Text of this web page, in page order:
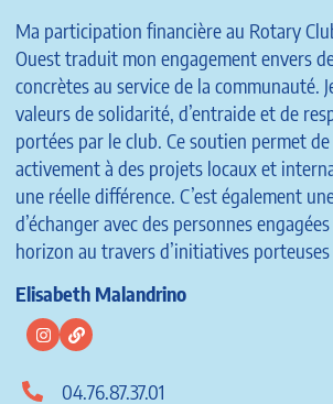
Ma participation financière au Rotary
Ouest traduit mon engagement envers
concrètes au service de la communauté.
valeurs de solidarité, d’entraide et de
portées par le club. Ce soutien permet
activement à des projets locaux et
une réelle différence. C’est également
d’échanger avec des personnes
horizon au travers d’initiatives porteuses
Elisabeth Malandrino
04.76.87.37.01